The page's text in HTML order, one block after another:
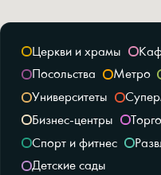
Церкви и храмы
Посольства
Метро
Университеты
Бизнес-центры
Спорт и фитнес
Детские сады